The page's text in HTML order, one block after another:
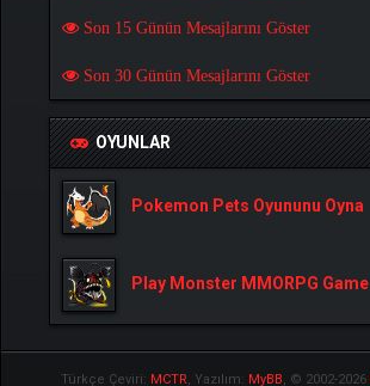
Son 15 Günün Mesajlarını Göster
Son 30 Günün Mesajlarını Göster
OYUNLAR
Pokemon Pets Oyununu Oyna
Play Monster MMORPG Game
Türkçe Çeviri: MCTR, Yazılım: MyBB, © 2002-2026